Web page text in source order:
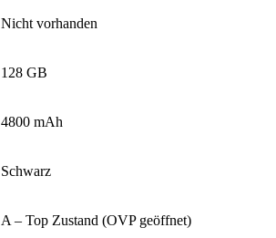
Nicht vorhanden
128 GB
4800 mAh
Schwarz
A – Top Zustand (OVP geöffnet)